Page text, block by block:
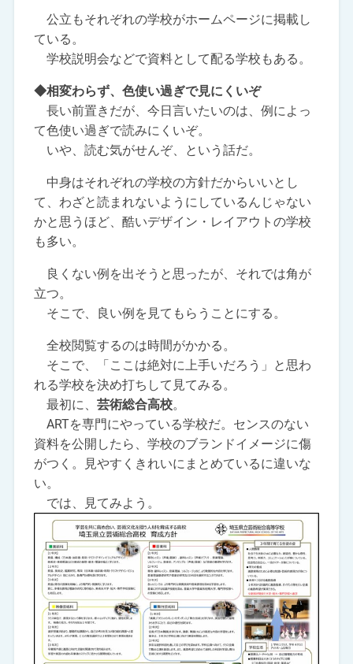
公立もそれぞれの学校がホームページに掲載し
ている。
学校説明会などで資料として配る学校もある。
◆相変わらず、色使い過ぎで見にくいぞ
長い前置きだが、今日言いたいのは、例によっ
て色使い過ぎで読みにくいぞ。
いや、読む気がせんぞ、という話だ。
中身はそれぞれの学校の方針だからいいとし
て、わざと読まれないようにしているんじゃない
かと思うほど、酷いデザイン・レイアウトの学校
も多い。
良くない例を出そうと思ったが、それでは角が
立つ。
そこで、良い例を見てもらうことにする。
全校閲覧するのは時間がかかる。
そこで、「ここは絶対に上手いだろう」と思わ
れる学校を決め打ちして見てみる。
最初に、 芸術総合高校。
ARTを専門にやっている学校だ。センスのない
資料を公開したら、学校のブランドイメージに傷
がつく。見やすくきれいにまとめているに違いな
い。
では、見てみよう。